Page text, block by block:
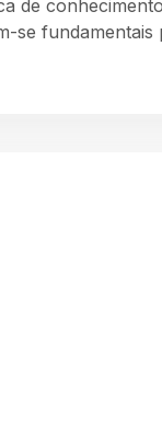
de
se fundamentais